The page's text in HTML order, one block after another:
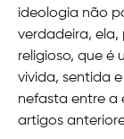
ideologia não
verdadeira, ela,
religioso, que é
vivida, sentida
nefasta entre a
artigos